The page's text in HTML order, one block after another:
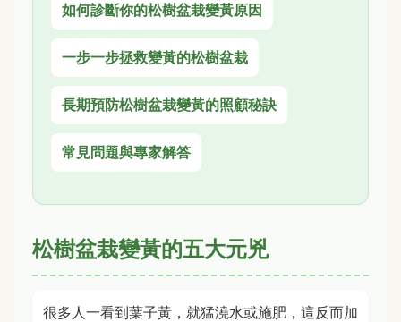
如何診斷你的松樹盆栽變黃原因
一步一步拯救變黃的松樹盆栽
長期預防松樹盆栽變黃的照顧秘訣
常見問題與專家解答
松樹盆栽變黃的五大元兇
很多人一看到葉子黃，就猛澆水或施肥，這反而加